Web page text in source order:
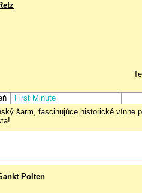
First Minute
šarm, fascinujúce historické
Polten